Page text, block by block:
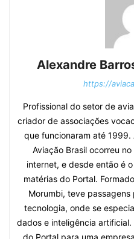
Alexandre
https://
Profissional do setor de
criador de associações
que funcionaram até 1999.
Aviação Brasil ocorreu
internet, e desde então é
matérias do Portal.
Morumbi, teve
tecnologia, onde se
dados e inteligência
do Portal para uma